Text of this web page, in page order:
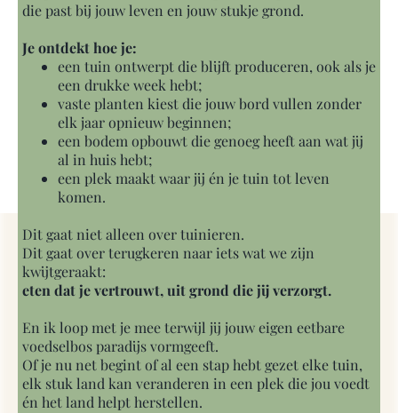
die past bij jouw leven en jouw stukje grond.
Je ontdekt hoe je:
een tuin ontwerpt die blijft produceren, ook als je
een drukke week hebt;
vaste planten kiest die jouw bord vullen zonder
elk jaar opnieuw beginnen;
een bodem opbouwt die genoeg heeft aan wat jij
al in huis hebt;
een plek maakt waar jij én je tuin tot leven
komen.
Dit gaat niet alleen over tuinieren.
Dit gaat over terugkeren naar iets wat we zijn
kwijtgeraakt:
eten dat je vertrouwt, uit grond die jij verzorgt.
En ik loop met je mee terwijl jij jouw eigen eetbare
voedselbos paradijs vormgeeft.
Of je nu net begint of al een stap hebt gezet elke tuin,
elk stuk land kan veranderen in een plek die jou voedt
én het land helpt herstellen.